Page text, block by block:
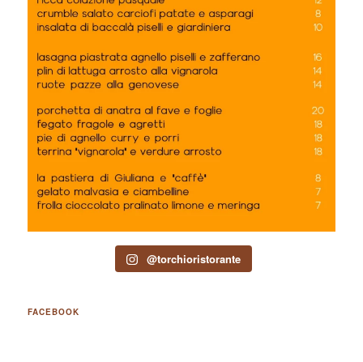
@torchioristorante
FACEBOOK